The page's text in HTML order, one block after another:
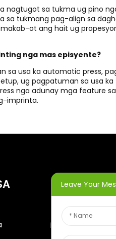
nagtugot sa tukma ug pino
sa tukmang pag-align sa
ot ang hait ug
nga mas episyente?
sa usa ka automatic press,
ug pagpatuman sa usa ka
nga adunay mga feature
imprinta.
MGA
Isulod ang
ipadala namo
Leave Your